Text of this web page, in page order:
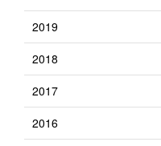
2019
2018
2017
2016